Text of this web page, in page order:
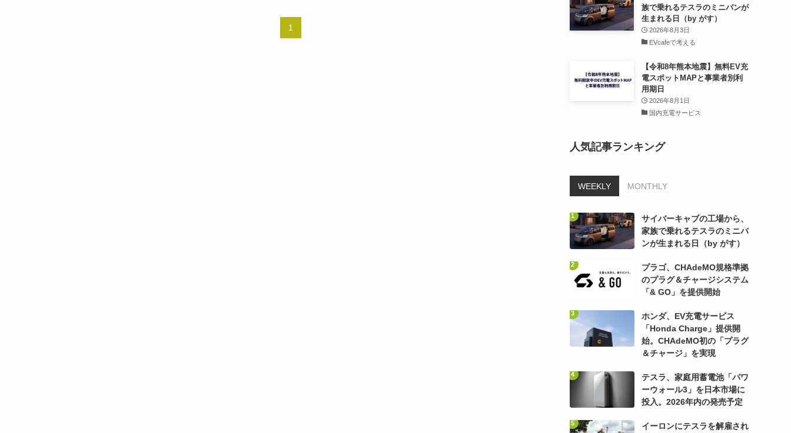
1
族で乗れるテスラのミニバンが
生まれる日（by がす）
2026年8月3日
EVcafeで考える
【令和8年熊本地震】無料EV充
電スポットMAPと事業者別利
用期日
2026年8月1日
国内充電サービス
人気記事ランキング
WEEKLY MONTHLY
サイバーキャブの工場から、
家族で乗れるテスラのミニバ
ンが生まれる日（by がす）
プラゴ、CHAdeMO規格準拠
のプラグ＆チャージシステム
「& GO」を提供開始
ホンダ、EV充電サービス
「Honda Charge」提供開
始。CHAdeMO初の「プラグ
＆チャージ」を実現
テスラ、家庭用蓄電池「パワ
ーウォール3」を日本市場に
投入。2026年内の発売予定
イーロンにテスラを解雇され